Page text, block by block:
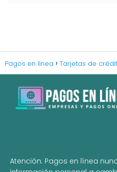
Pagos en línea Tarjetas de
Atención: Pagos en línea